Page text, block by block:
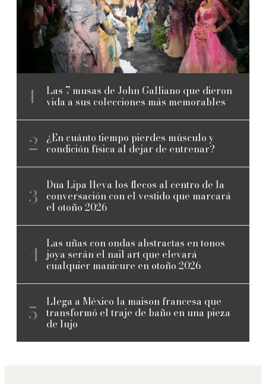
Las 7 musas de John Galliano que dieron
vida a sus colecciones más memorables
¿En cuánto tiempo pierdes músculo y
condición física al dejar de entrenar?
Dua Lipa lleva los flecos al centro de la
conversación con el vestido que marcará
el otoño 2026
Las uñas con ondas abstractas en tonos
joya serán el nail art que elevará
cualquier manicure en otoño 2026
Llega a México la maison francesa que
transformó el traje de baño en una pieza
de lujo